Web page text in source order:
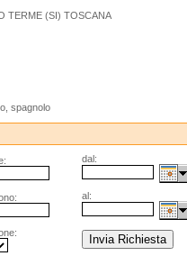
TERME (SI) TOSCANA
spagnolo
dal:
al: